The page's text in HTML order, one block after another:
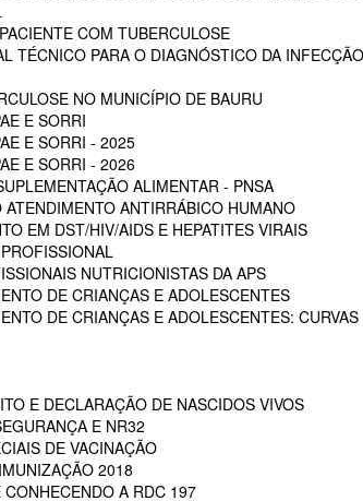
COM TUBERCULOSE
TÉCNICO PARA O DIAGNÓSTICO DA
NO MUNICÍPIO DE BAURU
E SORRI
E SORRI - 2025
E SORRI - 2026
ALIMENTAR - PNSA
ANTIRRÁBICO HUMANO
EM DST/HIV/AIDS E HEPATITES VIRAIS
NUTRICIONISTAS DA APS
DE CRIANÇAS E ADOLESCENTES
DE CRIANÇAS E ADOLESCENTES:
E DECLARAÇÃO DE NASCIDOS VIVOS
E NR32
DE VACINAÇÃO
2018
A RDC 197